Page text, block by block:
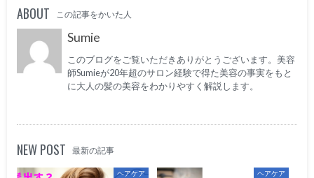
ABOUT この記事をかいた人
Sumie
このブログをご覧いただきありがとうございます。美容
師Sumieが20年超のサロン経験で得た美容の事実をもと
に大人の髪の美容をわかりやすく解説します。
NEW POST 最新の記事
ヘアケア ヘアケア